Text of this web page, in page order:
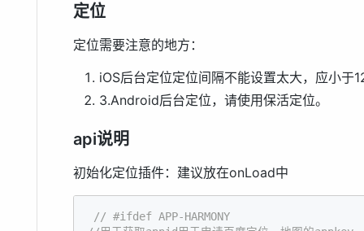
定位
定位需要注意的地方：
iOS后台定位定位间隔不能设置太大，应小于
3.Android后台定位，请使用保活定位。
api说明
初始化定位插件：建议放在onLoad中
// #ifdef APP-HARMONY